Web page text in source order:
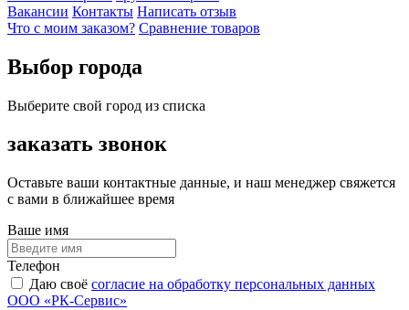
Вакансии Контакты Написать отзыв
Что с моим заказом? Сравнение товаров
Выбор города
Выберите свой город из списка
заказать звонок
Оставьте ваши контактные данные, и наш менеджер свяжется
с вами в ближайшее время
Ваше имя
Телефон
Даю своё согласие на обработку персональных данных
ООО «РК-Сервис»